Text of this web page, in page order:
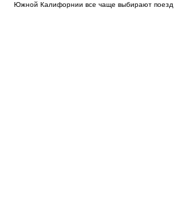
Южной Калифорнии все чаще выбирают поезд